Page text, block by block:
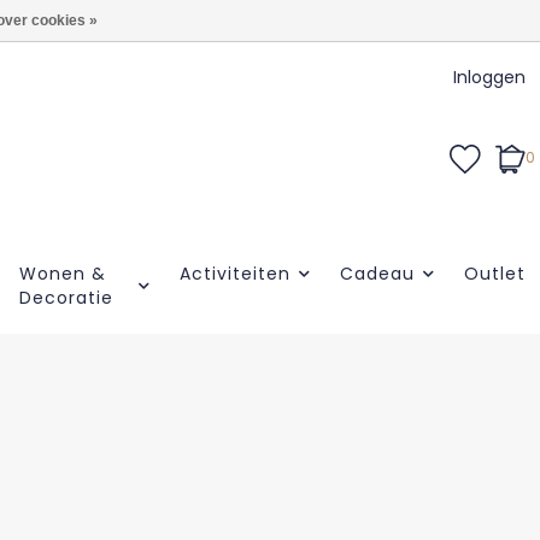
Inloggen
0
Wonen &
Decoratie
Activiteiten Cadeau Outlet
cookies »